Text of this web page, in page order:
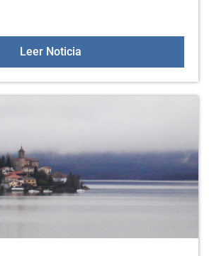
Leer NoticiaTOUR DE FRANCIA 2023